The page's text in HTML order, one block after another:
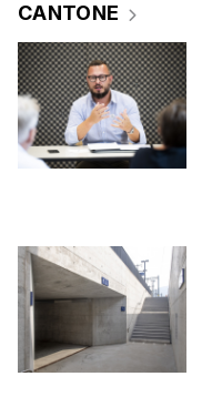
CANTONE